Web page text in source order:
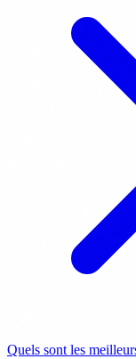
Quels sont les